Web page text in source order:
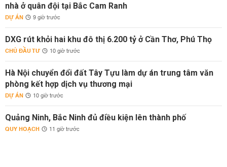
nhà ở quân đội tại Bắc Cam Ranh
DỰ ÁN 9 giờ trước
DXG rút khỏi hai khu đô thị 6.200 tỷ ở Cần Thơ, Phú Thọ
CHỦ ĐẦU TƯ 10 giờ trước
Hà Nội chuyển đổi đất Tây Tựu làm dự án trung tâm văn
phòng kết hợp dịch vụ thương mại
DỰ ÁN 10 giờ trước
Quảng Ninh, Bắc Ninh đủ điều kiện lên thành phố
QUY HOẠCH 11 giờ trước